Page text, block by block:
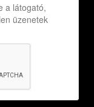
a látogató,
üzenetek